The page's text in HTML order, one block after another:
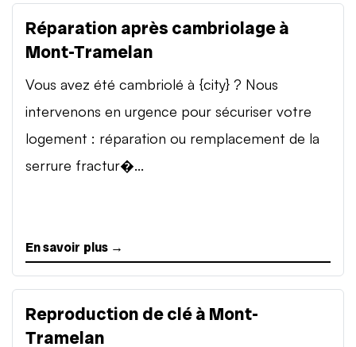
Réparation après cambriolage à
Mont-Tramelan
Vous avez été cambriolé à {city} ? Nous
intervenons en urgence pour sécuriser votre
logement : réparation ou remplacement de la
serrure fractur�...
En savoir plus →
Reproduction de clé à Mont-
Tramelan